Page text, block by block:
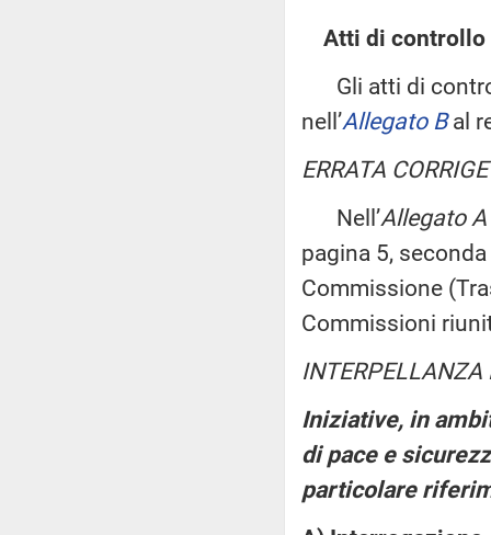
Atti di
Gli atti di
nell’Allegato Bal
ERRATA CORRIGE
Nell’Allegato A
pagina 5,
Commissione
Commissioni
INTERPELLANZA
Iniziative, in
di pace e
particolare